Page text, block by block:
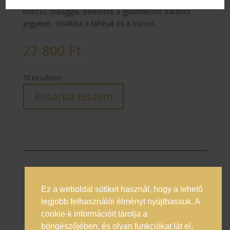
hosszű ízvilággal, beleértve a gyümölcsös narancs
jegyeket, továbbá a fahéjat és a borsot.
27 800 Ft
15 készleten
Kosárba teszem
Prémium italok magyarországi nagykövete
Általános Szerződési Feltételek
Ez a weboldal sütiket használ, hogy a lehető
legjobb felhasználói élményt nyújthassuk. A
cookie-k információit tárolja a
böngészőjében, és olyan funkciókat lát el,